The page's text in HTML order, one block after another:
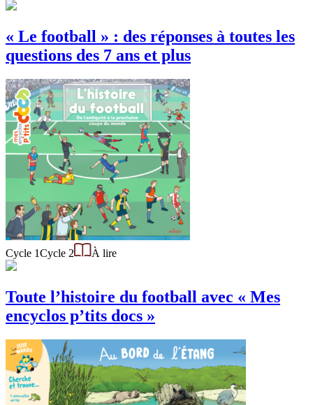
« Le football » : des réponses à toutes les
questions des 7 ans et plus
Cycle 1Cycle 2 À lire
Toute l’histoire du football avec « Mes
encyclos p’tits docs »